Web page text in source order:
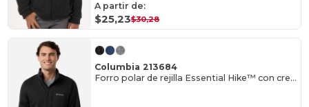
A partir de:
$25,23$30,28
Columbia 213684
Forro polar de rejilla Essential Hike™ con cremallera completa para hombre